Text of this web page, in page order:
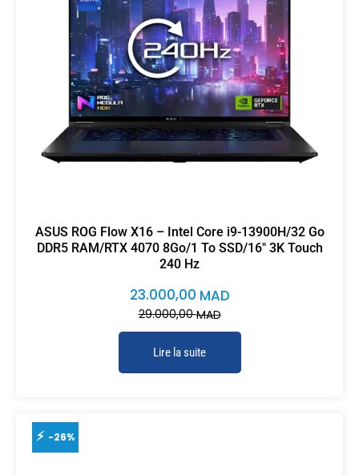
ASUS ROG Flow X16 – Intel Core i9-13900H/32 Go
DDR5 RAM/RTX 4070 8Go/1 To SSD/16″ 3K Touch
240 Hz
29.000,00MAD
23.000,00 MAD
Lire la suite
-26%